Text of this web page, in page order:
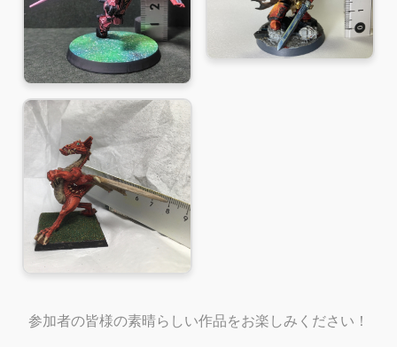
参加者の皆様の素晴らしい作品をお楽しみください！